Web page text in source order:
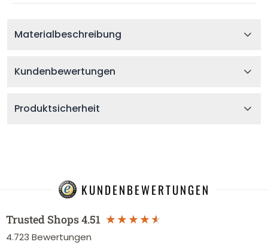
Materialbeschreibung
Kundenbewertungen
Produktsicherheit
KUNDENBEWERTUNGEN
Trusted Shops4.51
4.723 Bewertungen